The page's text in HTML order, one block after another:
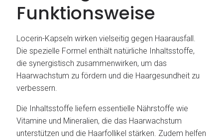
Funktionsweise
Locerin-Kapseln wirken vielseitig gegen Haarausfall.
Die spezielle Formel enthält natürliche Inhaltsstoffe,
die synergistisch zusammenwirken, um das
Haarwachstum zu fördern und die Haargesundheit zu
verbessern.
Die Inhaltsstoffe liefern essentielle Nährstoffe wie
Vitamine und Mineralien, die das Haarwachstum
unterstützen und die Haarfollikel stärken. Zudem helfen